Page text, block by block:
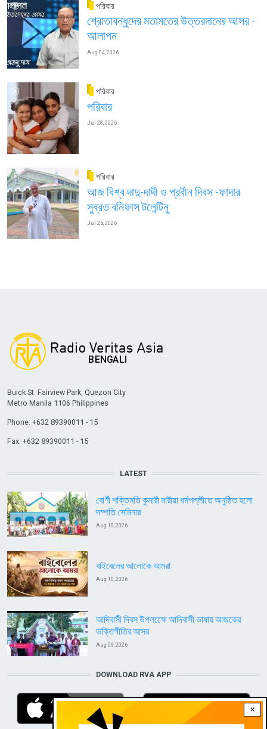
পরিবার
শ্রোতাবন্ধুদের মতামতের উত্তরদানের আসর -
আলাপন
Aug 04, 2026
পরিবার
পরিবার
Jul 28, 2026
পরিবার
আজ বিশ্ব দাদু-দাদী ও প্রবীন দিবস -ফাদার
সুব্রত বনিফাস টলেন্টিনু
Jul 26, 2026
×
Buick St. Fairview Park, Quezon City
Metro Manila 1106 Philippines
Phone: +632 89390011 - 15
Fax: +632 89390011 - 15
LATEST
বোর্ণী শক্তিমতি কুমারী মারীয়া ধর্মপল্লীতে অনুষ্ঠিত হলো
দম্পতি সেমিনার
Aug 10, 2026
বাইবেলের আলোকে আমরা
Aug 10, 2026
আদিবাসী দিবস উপলক্ষেে আদিবাসী ভাষায় আজকের
ভক্তিগীতির আসর
Aug 09, 2026
DOWNLOAD RVA APP